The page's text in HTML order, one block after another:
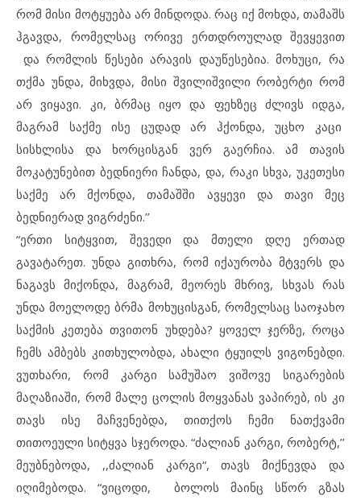
რომ მისი მოტყუება არ მინდოდა. რაც იქ მოხდა, თამაშს
ჰგავდა, რომელსაც ორივე ერთდროულად შევყევით
და რომლის წესები არავის დაუწესებია. მოხუცი, რა
თქმა უნდა, მიხვდა, მისი შვილიშვილი რობერტი რომ
არ ვიყავი. კი, ბრმაც იყო და ფეხზეც ძლივს იდგა,
მაგრამ საქმე ისე ცუდად არ ჰქონდა, უცხო კაცი
სისხლისა და ხორცისგან ვერ გაერჩია. ამ თავის
მოკატუნებით ბედნიერი ჩანდა, და, რაკი სხვა, უკეთესი
საქმე არ მქონდა, თამაშში ავყევი და თავი მეც
ბედნიერად ვიგრძენი.’’
“ერთი სიტყვით, შევედი და მთელი დღე ერთად
გავატარეთ. უნდა გითხრა, რომ იქაურობა მტვერს და
ნაგავს მიქონდა, მაგრამ, მეორეს მხრივ, სხვას რას
უნდა მოელოდე ბრმა მოხუცისგან, რომელსაც საოჯახო
საქმის კეთება თვითონ უხდება? ყოველ ჯერზე, როცა
ჩემს ამბებს კითხულობდა, ახალი ტყუილს ვიგონებდი.
ვუთხარი, რომ კარგი სამუშაო ვიშოვე სიგარების
მაღაზიაში, რომ მალე ცოლის მოყვანას ვაპირებ, ის კი
თავს ისე მაჩვენებდა, თითქოს ჩემი ნათქვამი
თითოეული სიტყვა სჯეროდა. “ძალიან კარგი, რობერტ,’’
მეუბნებოდა, ,,ძალიან კარგი“, თავს მიქნევდა და
იღიმებოდა. “ვიცოდი, ბოლოს მაინც სწორ გზას